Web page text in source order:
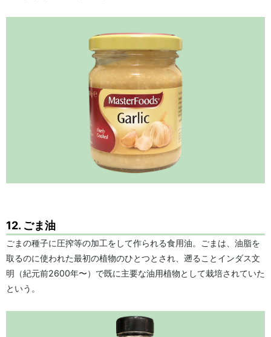
12. ごま油
ごまの種子に圧搾等の加工をして作られる食用油。ごまは、油脂を
取るのに使われた最初の植物のひとつとされ、遡ることインダス文
明（紀元前2600年〜）で既に主要な油用植物として栽培されていた
という。